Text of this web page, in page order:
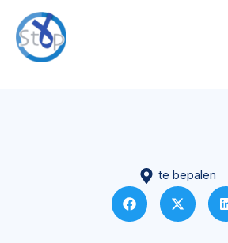
content
te bepalen